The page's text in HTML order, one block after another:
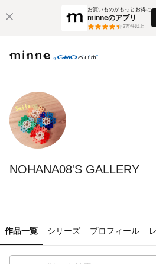
お買いものがもっとお得に
minneのアプリ
3万件以上
NOHANA08'S GALLERY
作品一覧 シリーズ プロフィール